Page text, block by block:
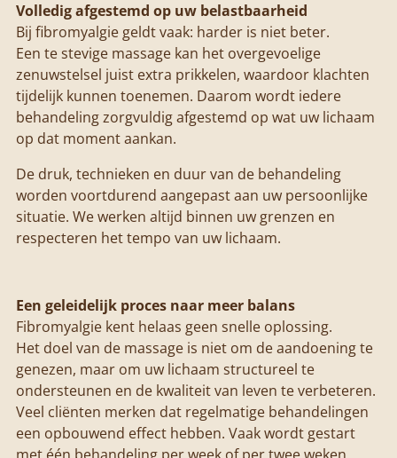
Volledig afgestemd op uw belastbaarheid
Bij fibromyalgie geldt vaak: harder is niet beter.
Een te stevige massage kan het overgevoelige
zenuwstelsel juist extra prikkelen, waardoor klachten
tijdelijk kunnen toenemen. Daarom wordt iedere
behandeling zorgvuldig afgestemd op wat uw lichaam
op dat moment aankan.
De druk, technieken en duur van de behandeling
worden voortdurend aangepast aan uw persoonlijke
situatie. We werken altijd binnen uw grenzen en
respecteren het tempo van uw lichaam.
Een geleidelijk proces naar meer balans
Fibromyalgie kent helaas geen snelle oplossing.
Het doel van de massage is niet om de aandoening te
genezen, maar om uw lichaam structureel te
ondersteunen en de kwaliteit van leven te verbeteren.
Veel cliënten merken dat regelmatige behandelingen
een opbouwend effect hebben. Vaak wordt gestart